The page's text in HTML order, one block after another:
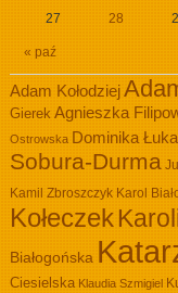
« paź
27
28
Adam Kołodziej
Gierek Agnieszka
Ostrowska Dominika
Sobura-Durma
Kamil Zbroszczyk Karol
Kołeczek
Białogońska
Ciesielska Klaudia Szmigiel